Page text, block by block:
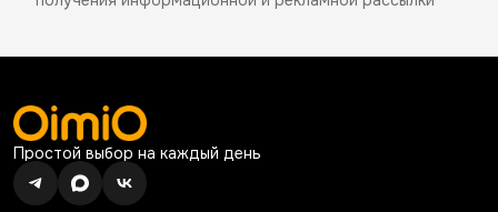
Простой выбор на каждый день